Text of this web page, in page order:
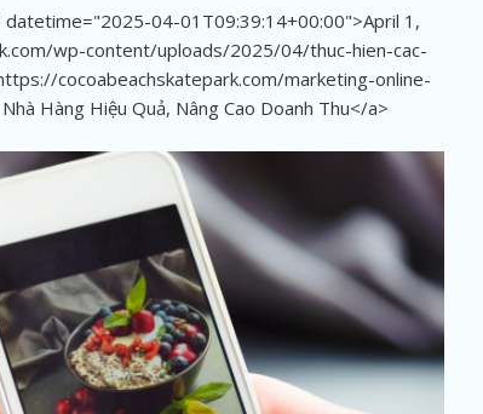
04-01T09:39:14+00:00">April 1,
wp-content/uploads/2025/04/thuc-hien-cac-
cocoabeachskatepark.com/marketing-online-
Hàng Hiệu Quả, Nâng Cao Doanh Thu</a>